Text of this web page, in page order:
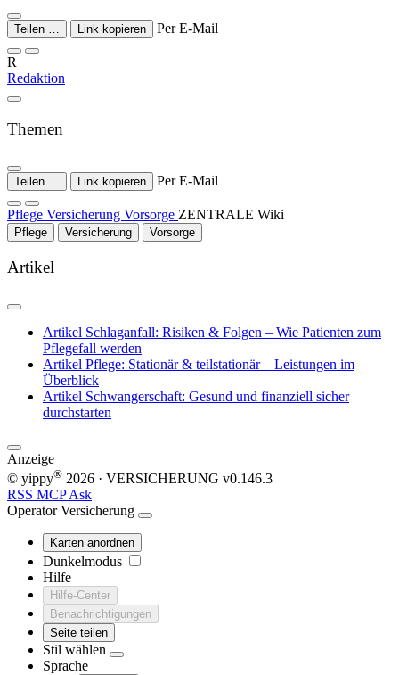
Teilen … Link kopieren Per E-Mail
R
Redaktion
Themen
Teilen … Link kopieren Per E-Mail
Pflege Versicherung Vorsorge ZENTRALE Wiki
Pflege Versicherung Vorsorge
Artikel
Artikel Schlaganfall: Risiken & Folgen – Wie Patienten zum
Pflegefall werden
Artikel Pflege: Stationär & teilstationär – Leistungen im
Überblick
Artikel Schwangerschaft: Gesund und finanziell sicher
durchstarten
Anzeige
© yippy® 2026 · VERSICHERUNG v0.146.3
RSS MCPAsk
Operator Versicherung
Karten anordnen
Dunkelmodus
Hilfe
Hilfe-Center
Benachrichtigungen
Seite teilen
Stil wählen
Sprache